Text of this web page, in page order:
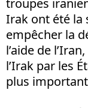
troupes
Irak ont été la
empêcher la
l’aide de
l’Irak par les
plus